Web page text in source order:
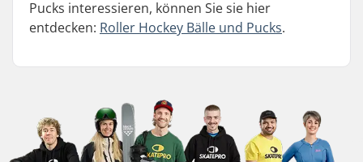
Pucks interessieren, können Sie sie hier
entdecken: Roller Hockey Bälle und Pucks.